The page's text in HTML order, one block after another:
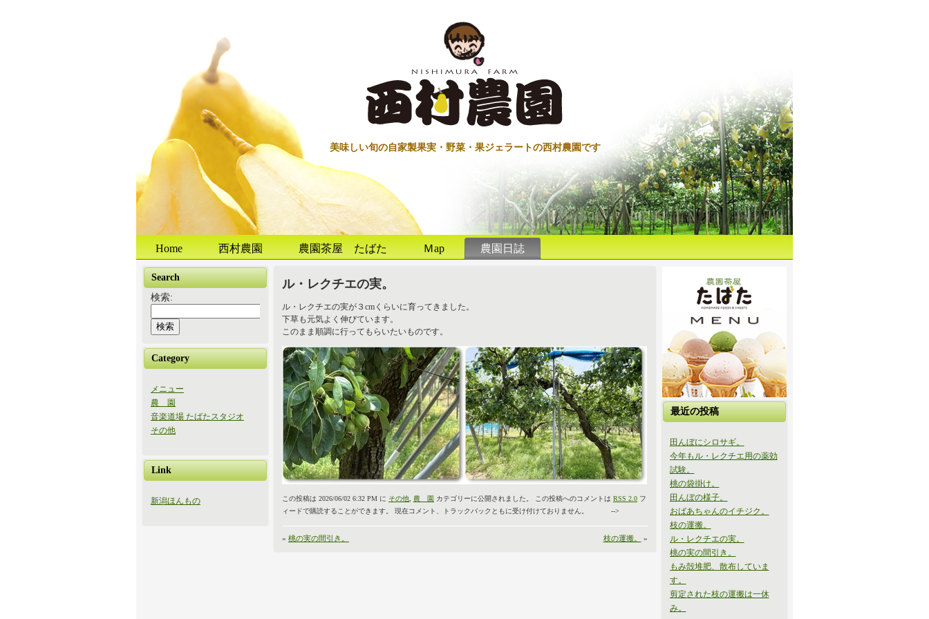
美味しい旬の自家製果実・野菜・果ジェラートの西村農園です
Home 西村農園 農園茶屋 たばた Ｍap 農園日誌
Search
検索:
Category
メニュー
農 園
音楽道場 たばたスタジオ
その他
Link
新潟ほんもの
ル・レクチエの実。
ル・レクチエの実が３cmくらいに育ってきました。
下草も元気よく伸びています。
このまま順調に行ってもらいたいものです。
この投稿は 2026/06/02 6:32 PM に その他 農 園 カテゴリーに公開されました。 この投稿へのコメントは RSS 2.0 フ
ィードで購読することができます。 現在コメント、トラックバックともに受け付けておりません。 -->
« 桃の実の間引き。 枝の運搬。 »
最近の投稿
田んぼにシロサギ。
今年もル・レクチエ用の薬効
試験。
桃の袋掛け。
田んぼの様子。
おばあちゃんのイチジク。
枝の運搬。
ル・レクチエの実。
桃の実の間引き。
もみ殻堆肥、散布していま
す。
剪定された枝の運搬は一休
み。